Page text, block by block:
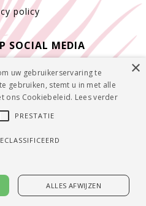
policy
SOCIAL MEDIA
| Powered byTilroy.
×
uw gebruikerservaring te
gebruiken, stemt u in met alle
ons Cookiebeleid. Lees verder
PRESTATIE
ALLES AFWIJZEN